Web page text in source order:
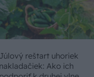
Júlový reštart uhoriek
nakladačiek: Ako ich